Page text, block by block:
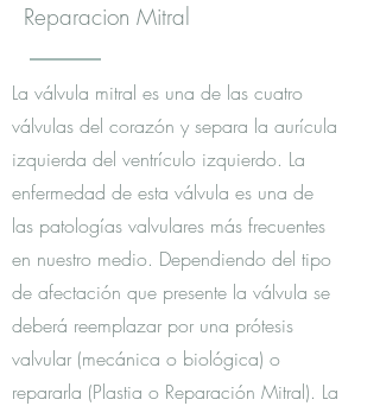
Reparacion Mitral
La válvula mitral es una de las cuatro
válvulas del corazón y separa la aurícula
izquierda del ventrículo izquierdo. La
enfermedad de esta válvula es una de
las patologías valvulares más frecuentes
en nuestro medio. Dependiendo del tipo
de afectación que presente la válvula se
deberá reemplazar por una prótesis
valvular (mecánica o biológica) o
repararla (Plastia o Reparación Mitral). La